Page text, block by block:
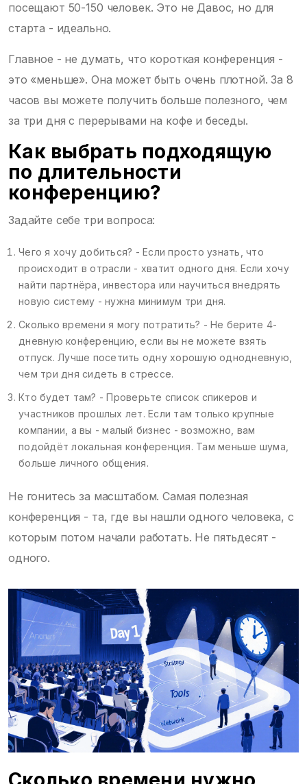
посещают 50-150 человек. Это не Давос, но для
старта - идеально.
Главное - не думать, что короткая конференция -
это «меньше». Она может быть очень плотной. За 8
часов вы можете получить больше полезного, чем
за три дня с перерывами на кофе и беседы.
Как выбрать подходящую
по длительности
конференцию?
Задайте себе три вопроса:
Чего я хочу добиться? - Если просто узнать, что
происходит в отрасли - хватит одного дня. Если хочу
найти партнёра, инвестора или научиться внедрять
новую систему - нужна минимум три дня.
Сколько времени я могу потратить? - Не берите 4-
дневную конференцию, если вы не можете взять
отпуск. Лучше посетить одну хорошую однодневную,
чем три дня сидеть в стрессе.
Кто будет там? - Проверьте список спикеров и
участников прошлых лет. Если там только крупные
компании, а вы - малый бизнес - возможно, вам
подойдёт локальная конференция. Там меньше шума,
больше личного общения.
Не гонитесь за масштабом. Самая полезная
конференция - та, где вы нашли одного человека, с
которым потом начали работать. Не пятьдесят -
одного.